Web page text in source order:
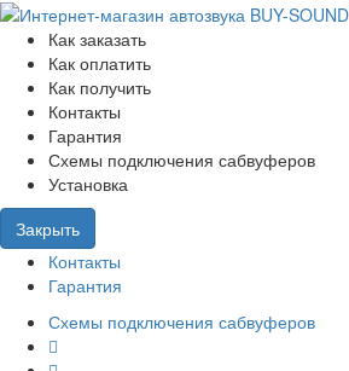
Как заказать
Как оплатить
Как получить
Контакты
Гарантия
Схемы подключения сабвуферов
Установка
Закрыть
Контакты
Гарантия
Схемы подключения сабвуферов